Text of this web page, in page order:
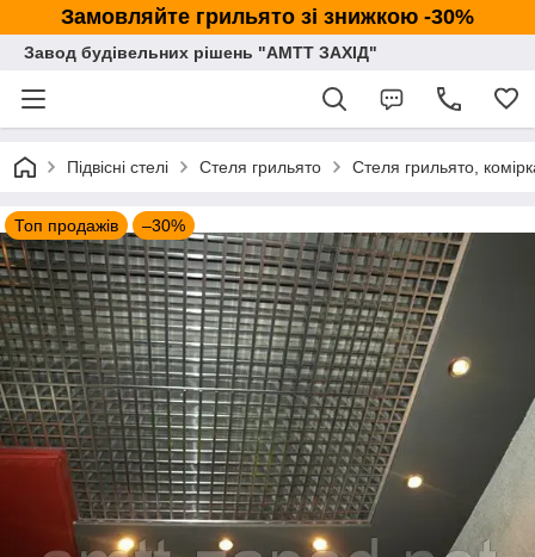
Замовляйте грильято зі знижкою -30%
Завод будівельних рішень "АМТТ ЗАХІД"
Підвісні стелі Стеля грильято Стеля грильято,
Топ продажів –30%